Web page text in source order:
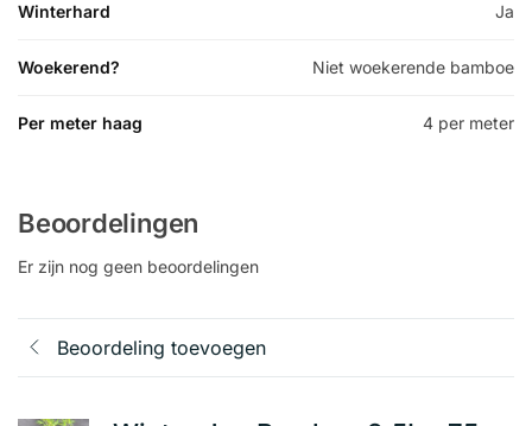
Winterhard Ja
Woekerend? Niet woekerende bamboe
Per meter haag 4 per meter
Beoordelingen
Er zijn nog geen beoordelingen
Beoordeling toevoegen